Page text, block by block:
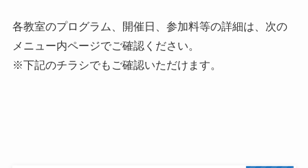
各教室のプログラム、開催日、参加料等の詳細は、次の
メニュー内ページでご確認ください。
※下記のチラシでもご確認いただけます。